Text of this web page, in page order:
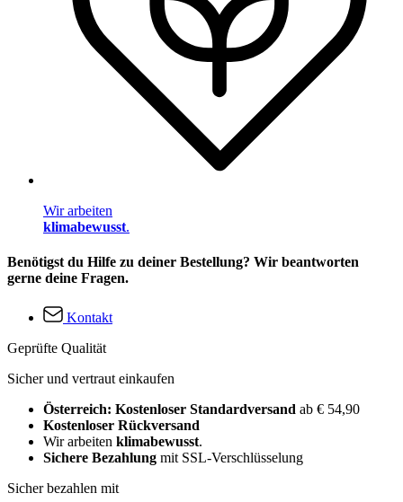
Wir arbeiten
klimabewusst.
Benötigst du Hilfe zu deiner Bestellung? Wir beantworten
gerne deine Fragen.
Kontakt
Geprüfte Qualität
Sicher und vertraut einkaufen
Österreich: Kostenloser Standardversand ab € 54,90
Kostenloser Rückversand
Wir arbeiten klimabewusst.
Sichere Bezahlung mit SSL-Verschlüsselung
Sicher bezahlen mit